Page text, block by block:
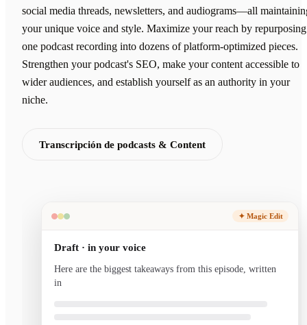
social media threads, newsletters, and audiograms—all
your unique voice and style. Maximize your reach by repurposing
one podcast recording into dozens of platform-optimized pieces.
Strengthen your podcast's SEO, make your content accessible to
wider audiences, and establish yourself as an authority in your
niche.
Transcripción de podcasts & Content
✦ Magic Edit
Draft · in your voice
Here are the biggest takeaways from this episode, written
in your voice and ready to send.